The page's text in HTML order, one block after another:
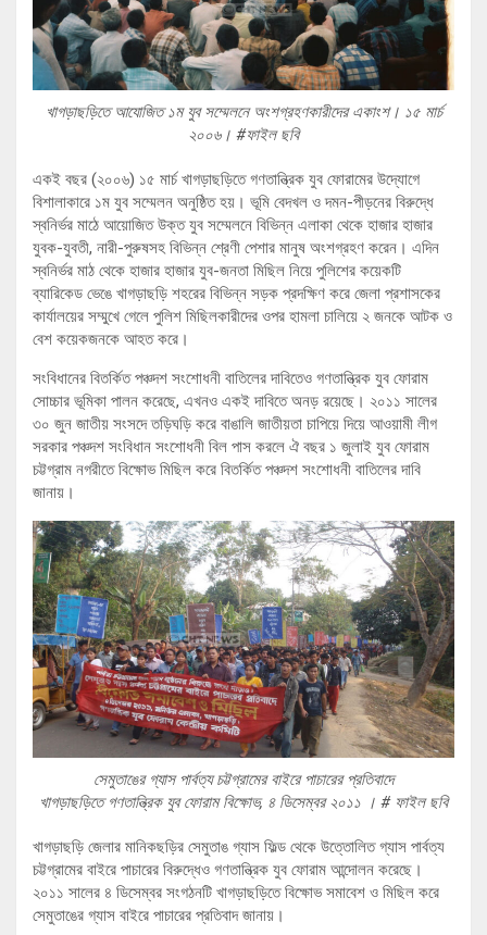
খাগড়াছড়িতে আযোজিত ১ম যুব সম্মেলনে অংশগ্রহণকারীদের একাংশ। ১৫ মার্চ
২০০৬। #ফাইল ছবি
একই বছর (২০০৬) ১৫ মার্চ খাগড়াছড়িতে গণতান্ত্রিক যুব ফোরামের উদ্যোগে
বিশালাকারে ১ম যুব সম্মেলন অনুষ্ঠিত হয়। ভূমি বেদখল ও দমন-পীড়নের বিরুদ্ধে
স্বনির্ভর মাঠে আয়োজিত উক্ত ‍যুব সম্মেলনে বিভিন্ন এলাকা থেকে হাজার হাজার
যুবক-যুবতী, নারী-পুরুষসহ বিভিন্ন শ্রেণী পেশার মানুষ অংশগ্রহণ করেন। এদিন
স্বনির্ভর মাঠ থেকে হাজার হাজার যুব-জনতা মিছিল নিয়ে পুলিশের কয়েকটি
ব্যারিকেড ভেঙে খাগড়াছড়ি শহরের বিভিন্ন সড়ক প্রদক্ষিণ করে জেলা প্রশাসকের
কার্যালয়ের সম্মুখে গেলে পুলিশ মিছিলকারীদের ওপর হামলা চালিয়ে ২ জনকে আটক ও
বেশ কয়েকজনকে আহত করে।
সংবিধানের বিতর্কিত পঞ্চদশ সংশোধনী বাতিলের দাবিতেও গণতান্ত্রিক যুব ফোরাম
সোচ্চার ভূমিকা পালন করেছে, এখনও একই দাবিতে অনড় রয়েছে। ২০১১ সালের
৩০ জুন জাতীয় সংসদে তড়িঘড়ি করে বাঙালি জাতীয়তা চাপিয়ে দিয়ে আওয়ামী লীগ
সরকার পঞ্চদশ সংবিধান সংশোধনী বিল পাস করলে ঐ বছর ১ জুলাই যুব ফোরাম
চট্টগ্রাম নগরীতে বিক্ষোভ মিছিল করে বিতর্কিত পঞ্চদশ সংশোধনী বাতিলের দাবি
জানায়।
সেমুতাঙের গ্যাস পার্বত্য চট্টগ্রামের বাইরে পাচারের প্রতিবাদে
খাগড়াছড়িতে গণতান্ত্রিক যুব ফোরাম বিক্ষোভ, ৪ ডিসেম্বর ২০১১ । # ফাইল ছবি
খাগড়াছড়ি জেলার মানিকছড়ির সেমুতাঙ গ্যাস ফিল্ড থেকে উত্তোলিত গ্যাস পার্বত্য
চট্টগ্রামের বাইরে পাচারের বিরুদ্ধেও গণতান্ত্রিক যুব ফোরাম আন্দোলন করেছে।
২০১১ সালের ৪ ডিসেম্বর সংগঠনটি খাগড়াছড়িতে বিক্ষোভ সমাবেশ ও মিছিল করে
সেমুতাঙের গ্যাস বাইরে পাচারের প্রতিবাদ জানায়।